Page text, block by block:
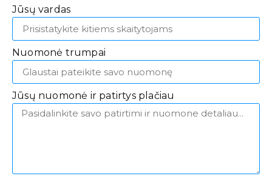
Jūsų vardas
Nuomonė trumpai
Jūsų nuomonė ir patirtys plačiau